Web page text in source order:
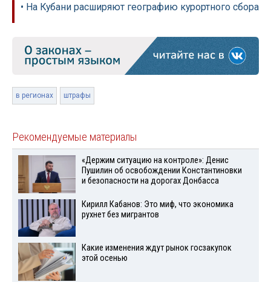
• На Кубани расширяют географию курортного сбора
в регионах штрафы
Рекомендуемые материалы
«Держим ситуацию на контроле»: Денис
Пушилин об освобождении Константиновки
и безопасности на дорогах Донбасса
Кирилл Кабанов: Это миф, что экономика
рухнет без мигрантов
Какие изменения ждут рынок госзакупок
этой осенью